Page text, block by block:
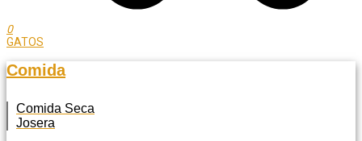
0
GATOS
Comida
Comida Seca
Josera